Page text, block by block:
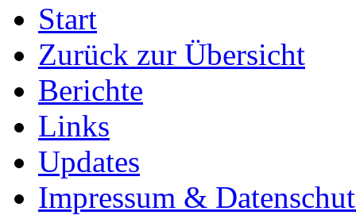
Start
Zurück zur Übersicht
Berichte
Links
Updates
Impressum &